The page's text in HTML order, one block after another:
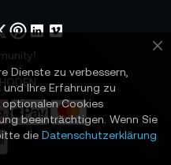
Dienste zu verbessern,
Ihre Erfahrung zu
optionalen Cookies
beeinträchtigen. Wenn Sie
die Datenschutzerklärung